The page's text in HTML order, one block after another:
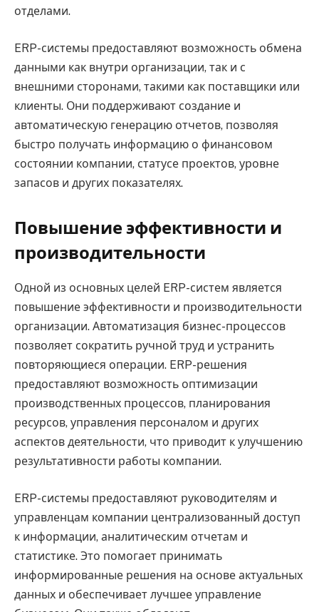
отделами.
ERP-системы предоставляют возможность обмена
данными как внутри организации, так и с
внешними сторонами, такими как поставщики или
клиенты. Они поддерживают создание и
автоматическую генерацию отчетов, позволяя
быстро получать информацию о финансовом
состоянии компании, статусе проектов, уровне
запасов и других показателях.
Повышение эффективности и
производительности
Одной из основных целей ERP-систем является
повышение эффективности и производительности
организации. Автоматизация бизнес-процессов
позволяет сократить ручной труд и устранить
повторяющиеся операции. ERP-решения
предоставляют возможность оптимизации
производственных процессов, планирования
ресурсов, управления персоналом и других
аспектов деятельности, что приводит к улучшению
результативности работы компании.
ERP-системы предоставляют руководителям и
управленцам компании централизованный доступ
к информации, аналитическим отчетам и
статистике. Это помогает принимать
информированные решения на основе актуальных
данных и обеспечивает лучшее управление